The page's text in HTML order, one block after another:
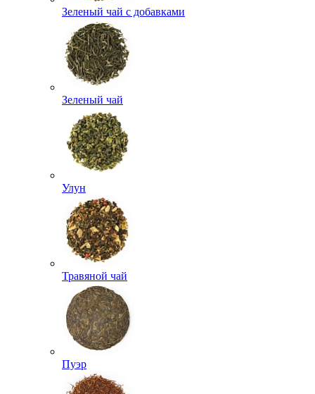
Зеленый чай с добавками
Зеленый чай
Улун
Травяной чай
Пуэр